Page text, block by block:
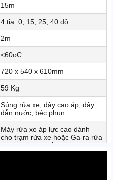
15m
4 tia: 0, 15, 25, 40 độ
2m
<60oC
720 x 540 x 610mm
59 Kg
Súng rửa xe, dây cao áp, dây
dẫn nước, béc phun
Máy rửa xe áp lực cao dành
cho trạm rửa xe hoặc Ga-ra rửa
xe ô tô công suất rửa lên tới 60
đến 70 xe trong 1 ngày.